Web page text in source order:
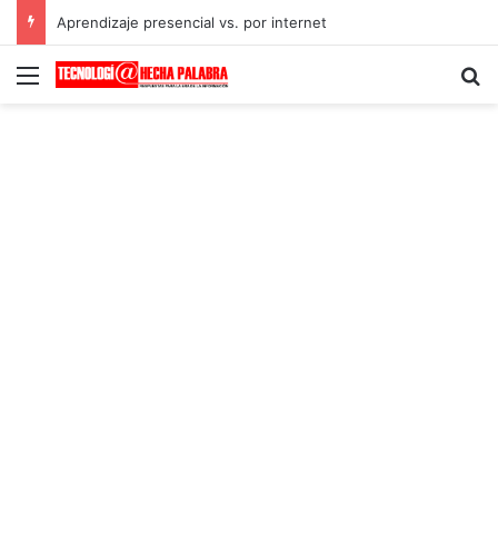
Aprendizaje presencial vs. por internet
Menú